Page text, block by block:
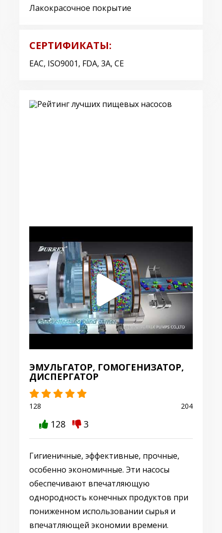
Лакокрасочное покрытие
СЕРТИФИКАТЫ:
ЕАС, ISO9001, FDA, 3A, CE
ЭМУЛЬГАТОР, ГОМОГЕНИЗАТОР,
ДИСПЕРГАТОР
128 204
128 3
Гигиеничные, эффективные, прочные,
особенно экономичные. Эти насосы
обеспечивают впечатляющую
однородность конечных продуктов при
пониженном использовании сырья и
впечатляющей экономии времени.